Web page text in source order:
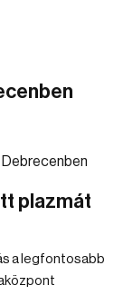
plazmát
a legfontosabb